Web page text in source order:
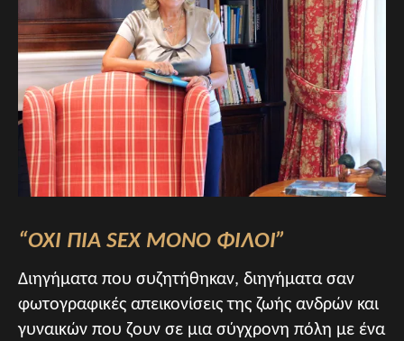
“ΟΧΙ ΠΙΑ SEX ΜΟΝΟ ΦΙΛΟΙ”
Διηγήματα που συζητήθηκαν, διηγήματα σαν
φωτογραφικές απεικονίσεις της ζωής ανδρών και
γυναικών που ζουν σε μια σύγχρονη πόλη με ένα